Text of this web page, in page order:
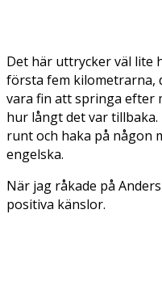
Det här uttrycker väl lite
första fem kilometrarna,
vara fin att springa efter
hur långt det var
runt och haka på någon
engelska.
När jag råkade på
positiva känslor.